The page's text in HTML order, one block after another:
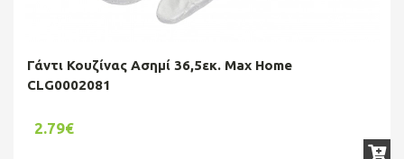
Γάντι Κουζίνας Ασημί 36,5εκ. Max Home
CLG0002081
2.79€